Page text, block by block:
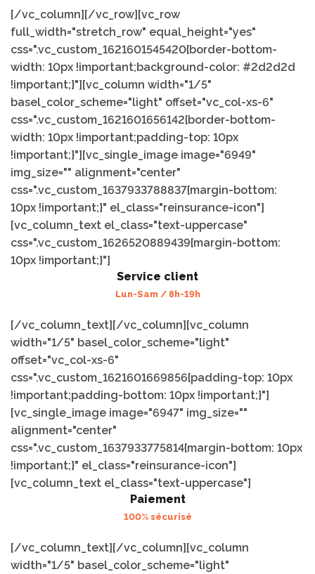
[/vc_column][/vc_row][vc_row
full_width="stretch_row" equal_height="yes"
css=".vc_custom_1621601545420{border-bottom-
width: 10px !important;background-color: #2d2d2d
!important;}"][vc_column width="1/5"
basel_color_scheme="light" offset="vc_col-xs-6"
css=".vc_custom_1621601656142{border-bottom-
width: 10px !important;padding-top: 10px
!important;}"][vc_single_image image="6949"
img_size="" alignment="center"
css=".vc_custom_1637933788837{margin-bottom:
10px !important;}" el_class="reinsurance-icon"]
[vc_column_text el_class="text-uppercase"
css=".vc_custom_1626520889439{margin-bottom:
10px !important;}"]
Service client
Lun-Sam / 8h-19h
[/vc_column_text][/vc_column][vc_column
width="1/5" basel_color_scheme="light"
offset="vc_col-xs-6"
css=".vc_custom_1621601669856{padding-top: 10px
!important;padding-bottom: 10px !important;}"]
[vc_single_image image="6947" img_size=""
alignment="center"
css=".vc_custom_1637933775814{margin-bottom: 10px
!important;}" el_class="reinsurance-icon"]
[vc_column_text el_class="text-uppercase"]
Paiement
100% sécurisé
[/vc_column_text][/vc_column][vc_column
width="1/5" basel_color_scheme="light"